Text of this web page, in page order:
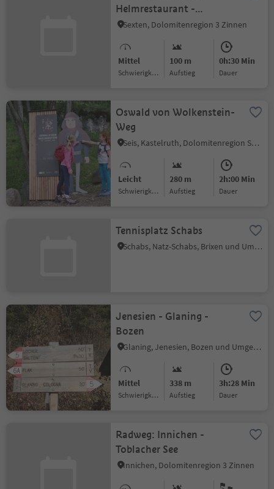
Helmrestaurant -
Hahnspielhütte
Sexten, Dolomitenregion 3 Zinnen
Mittel
Schwierigkeitsgrad
100 m
Aufstieg
0h:30 Min
Dauer
Oswald von Wolkenstein-
Weg
Seis, Kastelruth, Dolomitenregion Seiser Alm
Leicht
Schwierigkeitsgrad
280 m
Aufstieg
2h:00 Min
Dauer
Tennisplatz Schabs
Schabs, Natz-Schabs, Brixen und Umgebung
Jenesien - Glaning -
Bozen
Glaning, Jenesien, Bozen und Umgebung
Mittel
Schwierigkeitsgrad
338 m
Aufstieg
3h:28 Min
Dauer
Radweg: Innichen -
Toblacher See
Innichen, Dolomitenregion 3 Zinnen